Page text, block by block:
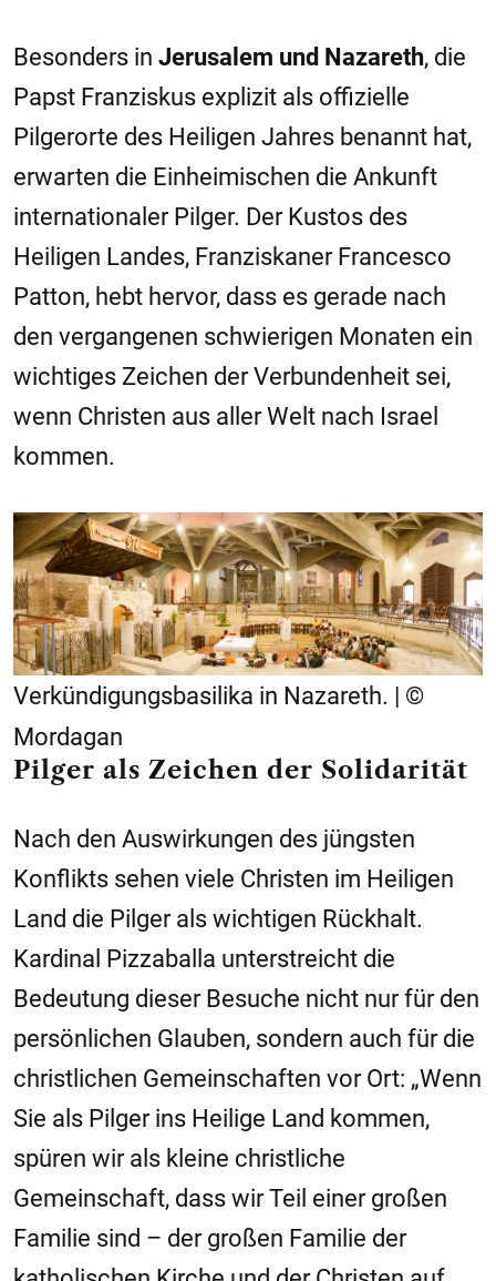
Besonders in Jerusalem und Nazareth, die
Papst Franziskus explizit als offizielle
Pilgerorte des Heiligen Jahres benannt hat,
erwarten die Einheimischen die Ankunft
internationaler Pilger. Der Kustos des
Heiligen Landes, Franziskaner Francesco
Patton, hebt hervor, dass es gerade nach
den vergangenen schwierigen Monaten ein
wichtiges Zeichen der Verbundenheit sei,
wenn Christen aus aller Welt nach Israel
kommen.
Verkündigungsbasilika in Nazareth. | ©
Mordagan
Pilger als Zeichen der Solidarität
Nach den Auswirkungen des jüngsten
Konflikts sehen viele Christen im Heiligen
Land die Pilger als wichtigen Rückhalt.
Kardinal Pizzaballa unterstreicht die
Bedeutung dieser Besuche nicht nur für den
persönlichen Glauben, sondern auch für die
christlichen Gemeinschaften vor Ort: „Wenn
Sie als Pilger ins Heilige Land kommen,
spüren wir als kleine christliche
Gemeinschaft, dass wir Teil einer großen
Familie sind – der großen Familie der